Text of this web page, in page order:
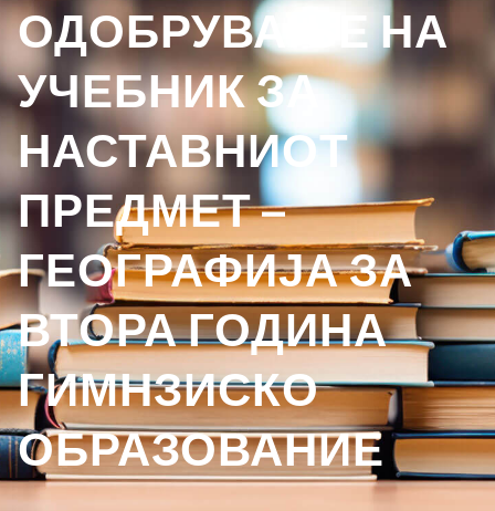
ОДОБРУВАЊЕ НА
УЧЕБНИК ЗА
НАСТАВНИОТ
ПРЕДМЕТ –
ГЕОГРАФИЈА ЗА
ВТОРА ГОДИНА
ГИМНЗИСКО
ОБРАЗОВАНИЕ